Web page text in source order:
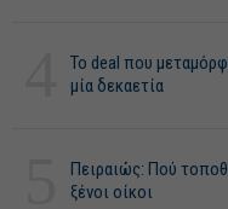
Το deal που
μία δεκαετία
Πειραιώς: Πού
ξένοι οίκοι